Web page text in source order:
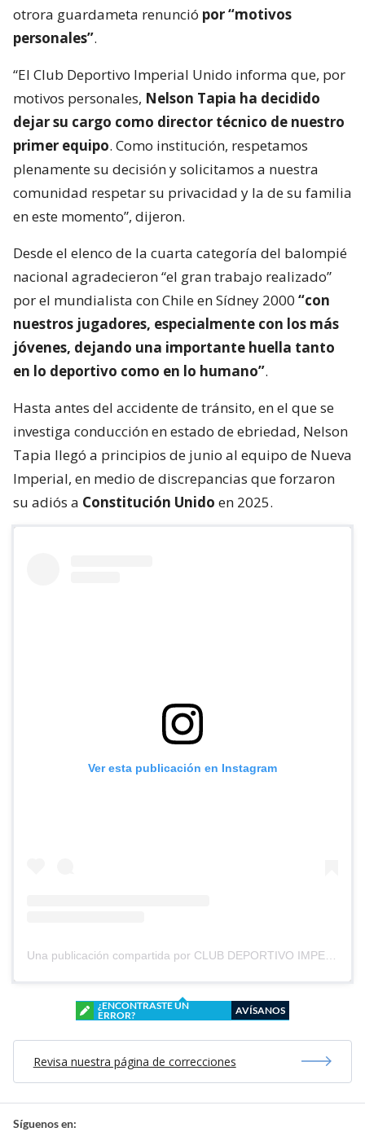
otrora guardameta renunció por “motivos
personales”.
“El Club Deportivo Imperial Unido informa que, por
motivos personales, Nelson Tapia ha decidido
dejar su cargo como director técnico de nuestro
primer equipo. Como institución, respetamos
plenamente su decisión y solicitamos a nuestra
comunidad respetar su privacidad y la de su familia
en este momento”, dijeron.
Desde el elenco de la cuarta categoría del balompié
nacional agradecieron “el gran trabajo realizado”
por el mundialista con Chile en Sídney 2000 “con
nuestros jugadores, especialmente con los más
jóvenes, dejando una importante huella tanto
en lo deportivo como en lo humano”.
Hasta antes del accidente de tránsito, en el que se
investiga conducción en estado de ebriedad, Nelson
Tapia llegó a principios de junio al equipo de Nueva
Imperial, en medio de discrepancias que forzaron
su adiós a Constitución Unido en 2025.
Ver esta publicación en Instagram
¿ENCONTRASTE UN
ERROR?
AVÍSANOS
Revisa nuestra página de correcciones
Síguenos en: